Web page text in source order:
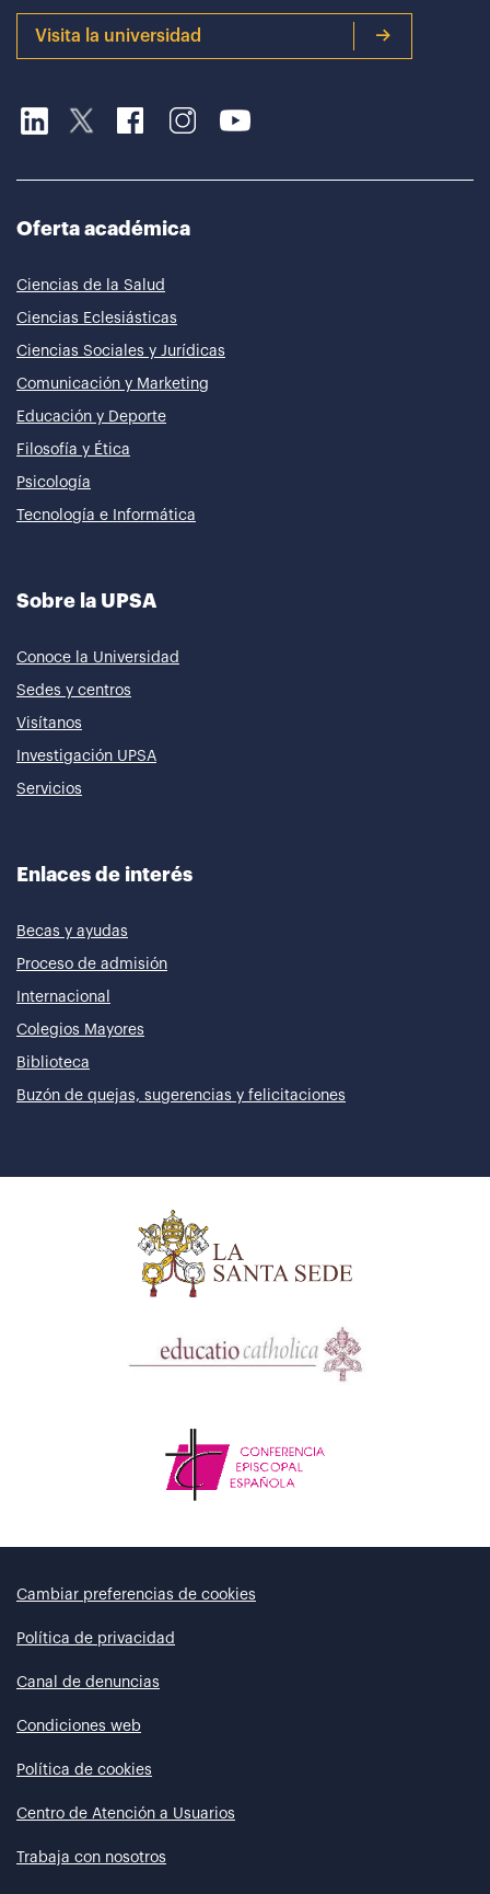
Visita la universidad
Oferta académica
Ciencias de la Salud
Ciencias Eclesiásticas
Ciencias Sociales y Jurídicas
Comunicación y Marketing
Educación y Deporte
Filosofía y Ética
Psicología
Tecnología e Informática
Sobre la UPSA
Conoce la Universidad
Sedes y centros
Visítanos
Investigación UPSA
Servicios
Enlaces de interés
Becas y ayudas
Proceso de admisión
Internacional
Colegios Mayores
Biblioteca
Buzón de quejas, sugerencias y felicitaciones
Cambiar preferencias de cookies
Política de privacidad
Canal de denuncias
Condiciones web
Política de cookies
Centro de Atención a Usuarios
Trabaja con nosotros